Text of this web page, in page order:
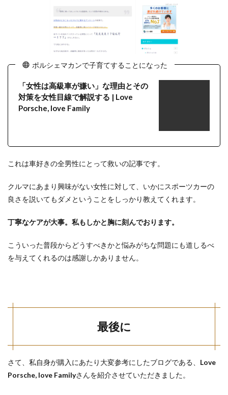
ポルシェマカンで子育てすることになった
「女性は高級車が嫌い」な理由とその
対策を女性目線で解説する | Love
Porsche, love Family
これは車好きの全男性にとって救いの記事です。
クルマにあまり興味がない女性に対して、いかにスポーツカーの
良さを説いてもダメということをしっかり教えてくれます。
丁寧なケアが大事。私もしかと胸に刻んでおります。
こういった普段からどうすべきかと悩みがちな問題にも道しるべ
を与えてくれるのは感謝しかありません。
最後に
さて、私自身が購入にあたり大変参考にしたブログである、 Love
Porsche, love Familyさんを紹介させていただきました。